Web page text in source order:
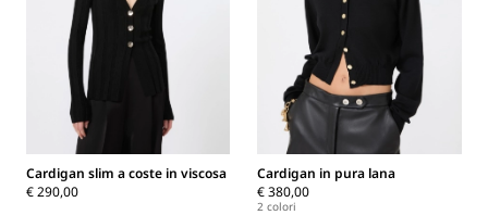
Cardigan slim a coste in viscosa
€ 290,00
Cardigan in pura lana
€ 380,00
2 colori